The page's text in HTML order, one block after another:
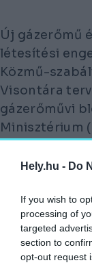
Hely.hu - Do
If you wish to
processing of
targeted
section to
opt-out request
Új gázerőmű
létesítési
Közmű-
Visontára
gázerőművi
Minisztérium
Az utolsó
munka
másfél
alaperőmű,